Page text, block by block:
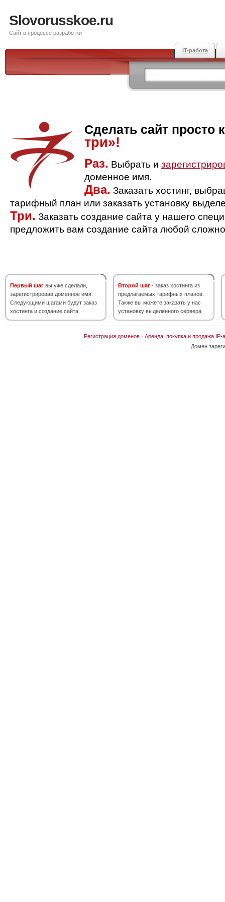
Slovorusskoe.ru
Сайт в процессе разработки
IT-работа
Сделать сайт просто
три»!
Раз. Выбрать и
доменное имя.
Два. Заказать хостинг,
тарифный план или заказать установку
Три. Заказать создание сайта у нашего
предложить вам создание сайта любой
Первый шаг вы уже сделали,
зарегистрировав доменное имя.
Следующими шагами будут заказ
хостинга и создание сайта.
Второй шаг - заказ хостинга из
предлагаемых тарифных планов.
Также вы можете заказать у нас
установку выделенного сервера.
Регистрация доменов· Аренда, покупка и продажа IP-
Домен